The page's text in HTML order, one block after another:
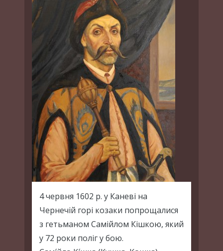
4 червня 1602 р. у Каневі на
Чернечій горі козаки попрощалися
з гетьманом Самійлом Кішкою, який
у 72 роки поліг у бою.